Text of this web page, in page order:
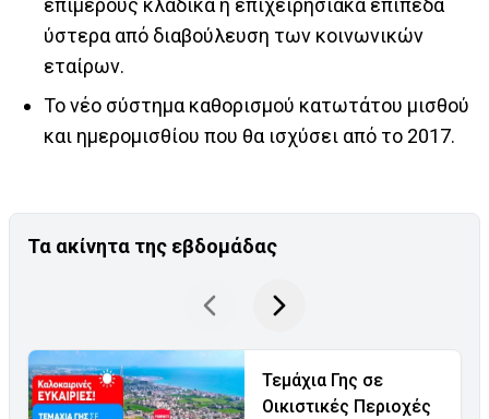
επιμέρους κλαδικά ή επιχειρησιακά επίπεδα
ύστερα από διαβούλευση των κοινωνικών
εταίρων.
Το νέο σύστημα καθορισμού κατωτάτου μισθού
και ημερομισθίου που θα ισχύσει από το 2017.
Τα ακίνητα της εβδομάδας
Τεμάχια Γης σε
Οικιστικές Περιοχές